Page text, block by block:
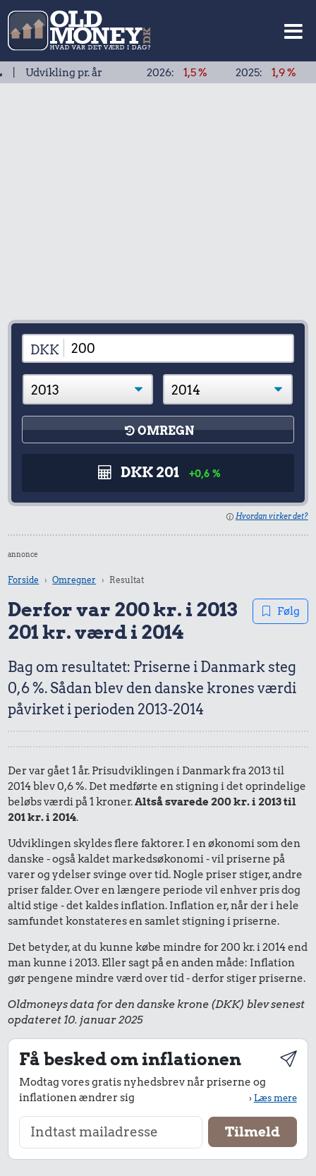
pr. år2026: 1,5 % 2025: 1,9 % 2024:
DKK
OMREGN
DKK 201 +0,6 %
Hvordan virker det?
annonce
Forside Omregner Resultat
Derfor var 200 kr. i 2013
201 kr. værd i 2014
Følg
Bag om resultatet: Priserne i Danmark steg
0,6 %. Sådan blev den danske krones værdi
påvirket i perioden 2013-2014
Der var gået 1 år. Prisudviklingen i Danmark fra 2013 til
2014 blev 0,6 %. Det medførte en stigning i det oprindelige
beløbs værdi på 1 kroner.Altså svarede 200 kr. i 2013 til
201 kr. i 2014.
Udviklingen skyldes flere faktorer. I en økonomi som den
danske - også kaldet markedsøkonomi - vil priserne på
varer og ydelser svinge over tid. Nogle priser stiger, andre
priser falder. Over en længere periode vil enhver pris dog
altid stige - det kaldes inflation. Inflation er, når der i hele
samfundet konstateres en samlet stigning i priserne.
Det betyder, at du kunne købe mindre for 200 kr. i 2014 end
man kunne i 2013. Eller sagt på en anden måde: Inflation
gør pengene mindre værd over tid - derfor stiger priserne.
Oldmoneys data for den danske krone (DKK) blev senest
opdateret 10. januar 2025
Få besked om inflationen
Modtag vores gratis nyhedsbrev når priserne og
inflationen ændrer sig
›Læs mere